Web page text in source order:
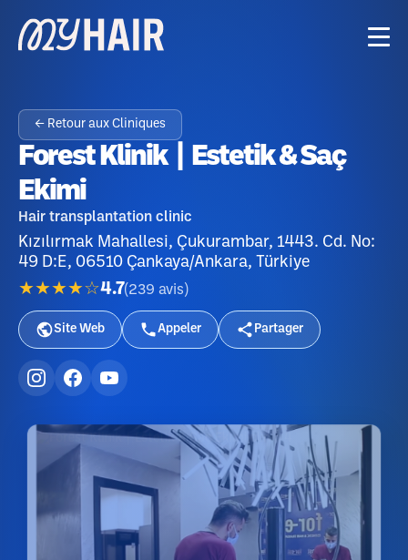
← Retour aux Cliniques
Forest Klinik | Estetik & Saç
Ekimi
Hair transplantation clinic
Kızılırmak Mahallesi, Çukurambar, 1443. Cd. No:
49 D:E, 06510 Çankaya/Ankara, Türkiye
★★★★☆4.7(239 avis )
Site Web Appeler Partager